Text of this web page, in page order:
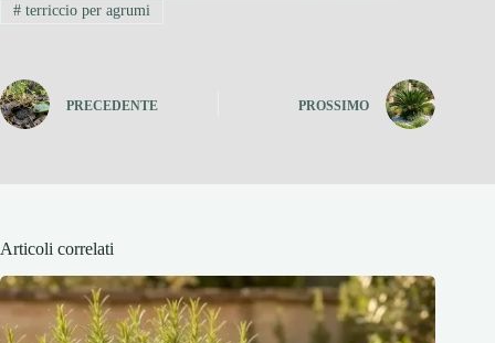
#terriccio per agrumi
PRECEDENTE PROSSIMO
Articoli correlati